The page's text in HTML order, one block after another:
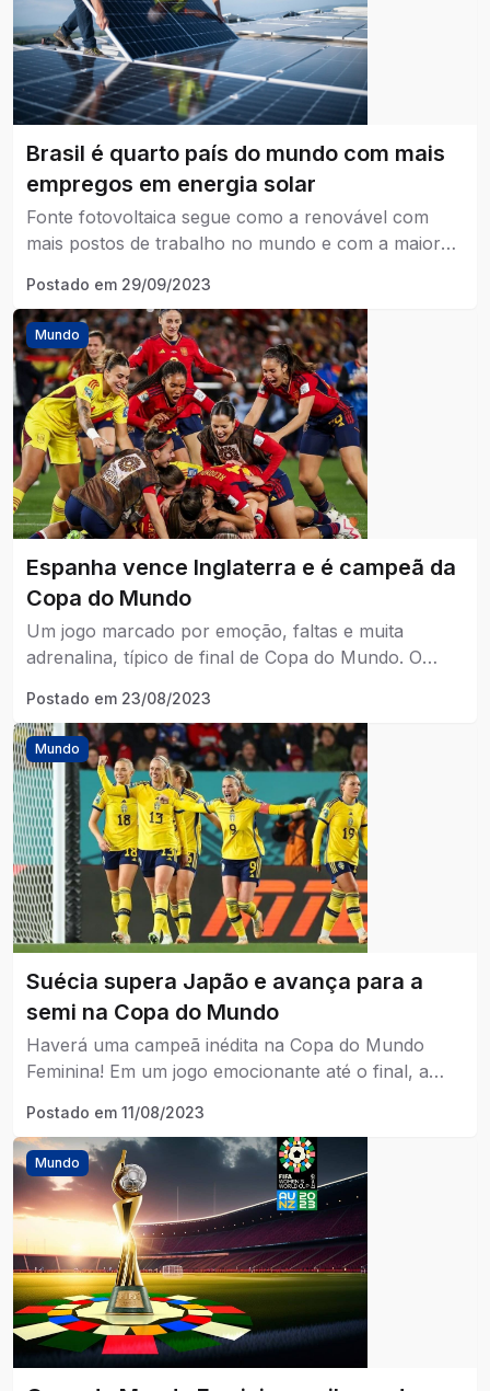
Brasil é quarto país do mundo com mais
empregos em energia solar
Fonte fotovoltaica segue como a renovável com
mais postos de trabalho no mundo e com a maior
Postado em 29/09/2023
Mundo
Espanha vence Inglaterra e é campeã da
Copa do Mundo
Um jogo marcado por emoção, faltas e muita
adrenalina, típico de final de Copa do Mundo. O
Postado em 23/08/2023
Mundo
Suécia supera Japão e avança para a
semi na Copa do Mundo
Haverá uma campeã inédita na Copa do Mundo
Feminina! Em um jogo emocionante até o final, a
semfinal.
Postado em 11/08/2023
Mundo